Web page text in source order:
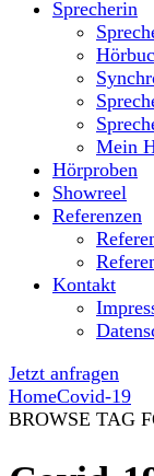
Sprecherin
Mein
Hörproben
Showreel
Referenzen
Kontakt
Jetzt anfragen
HomeCovid-19
BROWSE TAG